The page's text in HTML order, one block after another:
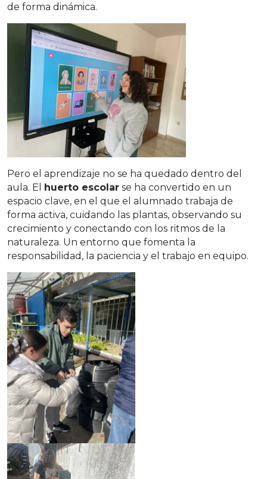
de forma dinámica.
Pero el aprendizaje no se ha quedado dentro del
aula. El
huerto escolar se ha convertido en un
espacio clave, en el que el alumnado trabaja de
forma activa, cuidando las plantas, observando su
crecimiento y conectando con los ritmos de la
naturaleza. Un entorno que fomenta la
responsabilidad, la paciencia y el trabajo en equipo.